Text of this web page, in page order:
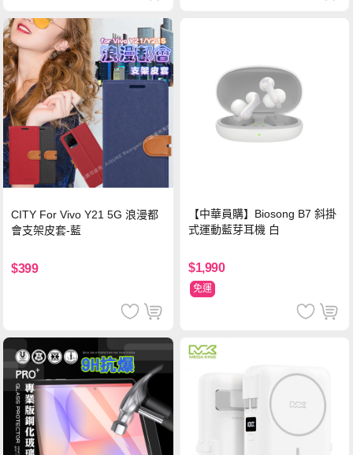
CITY For Vivo Y21 5G 浪漫都
會支架皮套-藍
$399
【中華員購】Biosong B7 斜掛
式運動藍芽耳機 白
$1,990
免運